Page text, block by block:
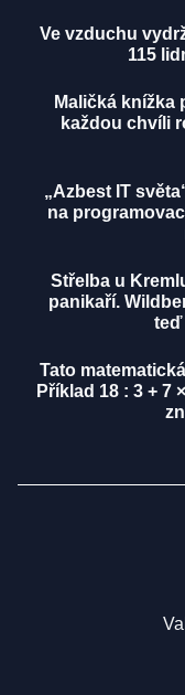
Ve vzduchu
115
Maličká knížka
každou chvíli
„Azbest IT
na
Střelba u
panikaří.
teď
Tato
Příklad 18 : 3 + 7